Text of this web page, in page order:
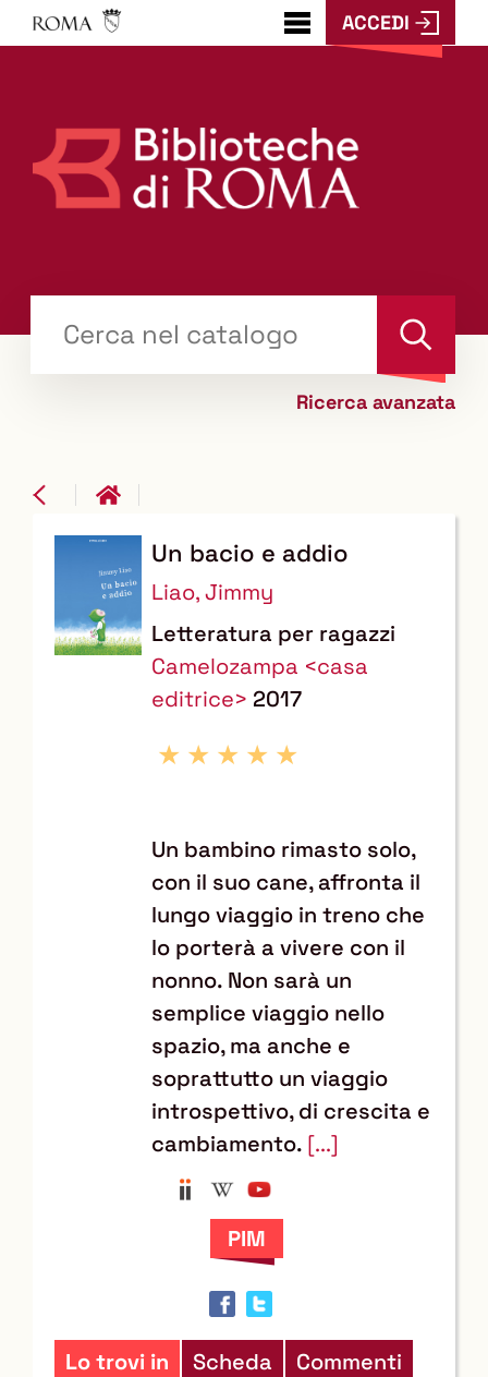
???
menu.button???
ACCEDI
il tuo libro "Catalogo"
Cerca
Ricerca avanzata
Dettaglio
del
documento
il
documento
risorse
AnobiiWikipedia
Un bacio e addio
Liao, Jimmy
Letteratura per ragazzi
Camelozampa <casa
editrice> 2017
Un bambino rimasto solo,
con il suo cane, affronta il
lungo viaggio in treno che
lo porterà a vivere con il
nonno. Non sarà un
semplice viaggio nello
spazio, ma anche e
soprattutto un viaggio
introspettivo, di crescita e
cambiamento. [...]
Lo trovi in Scheda Commenti